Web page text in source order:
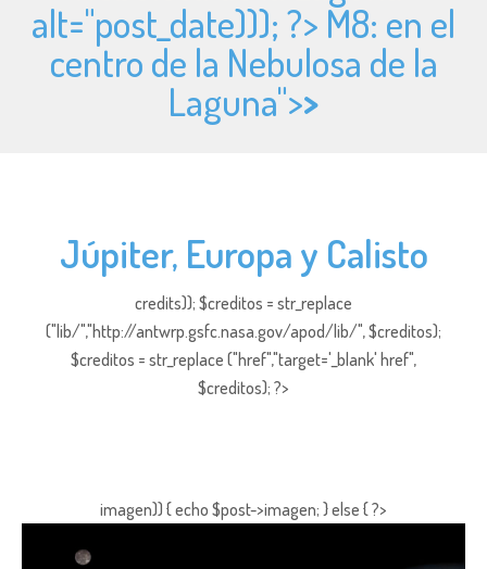
alt="post_date))); ?> M8: en el
centro de la Nebulosa de la
Laguna">>
Júpiter, Europa y Calisto
credits)); $creditos = str_replace
("lib/","http://antwrp.gsfc.nasa.gov/apod/lib/", $creditos);
$creditos = str_replace ("href","target='_blank' href",
$creditos); ?>
imagen)) { echo $post->imagen; } else { ?>